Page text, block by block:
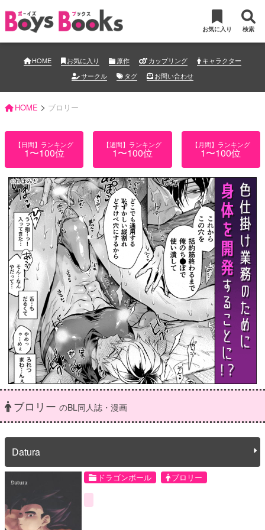
お気に入り 検索
HOME お気に入り 原作 カップリング
キャラクター
サークル
タグ お問い合わせ
HOME > ブロリー
【日間】ランキング
1〜100位
【週間】ランキング
1〜100位
【月間】ランキング
1〜100位
ブロリー のBL同人誌・漫画
Datura
ドラゴンボール ブロリー